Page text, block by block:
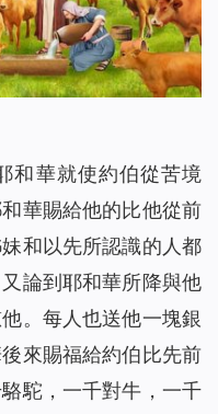
和華就使約伯從苦境
華賜給他的比他從前
和以先所認識的人都
論到耶和華所降與他
。每人也送他一塊銀
來賜福給約伯比先前
駝，一千對牛，一千